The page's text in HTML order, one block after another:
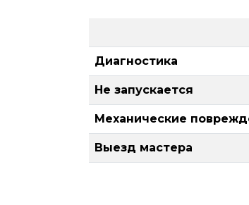
Диагностика
Не запускается
Механические
Выезд мастера